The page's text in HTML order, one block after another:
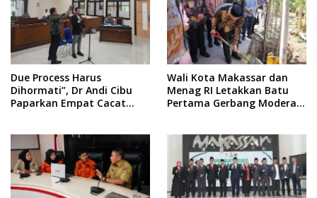
Due Process Harus
Dihormati”, Dr Andi Cibu
Paparkan Empat Cacat
Wali Kota Makassar dan
Menag RI Letakkan Batu
Pertama Gerbang Moderasi